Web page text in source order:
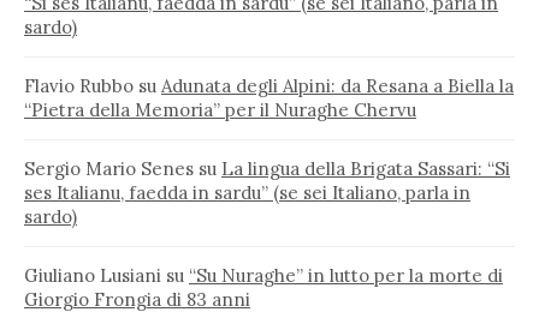
sardo)
Flavio Rubbo su Adunata degli Alpini: da Resana a Biella la
“Pietra della Memoria” per il Nuraghe Chervu
Sergio Mario Senes su La lingua della Brigata Sassari: “Si
ses Italianu, faedda in sardu” (se sei Italiano, parla in
sardo)
Giuliano Lusiani su “Su Nuraghe” in lutto per la morte di
Giorgio Frongia di 83 anni